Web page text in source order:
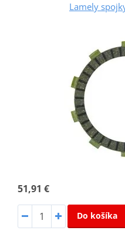
Lamely
51,91 €
Do košíka